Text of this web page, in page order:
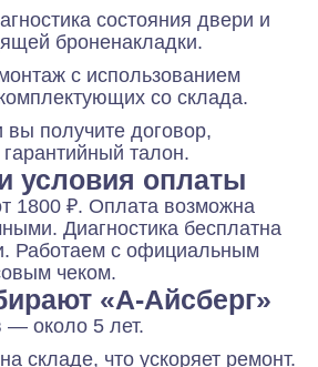
состояния двери и
броненакладки.
с использованием
со склада.
получите договор,
талон.
условия оплаты
1800 ₽. Оплата возможна
Диагностика бесплатна
Работаем с официальным
чеком.
«А-Айсберг»
— около 5 лет.
складе, что ускоряет ремонт.